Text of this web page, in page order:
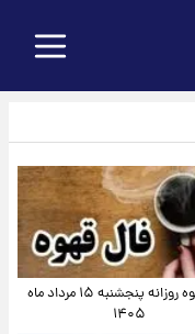
فال قهوه روزانه پنجشنبه ۱۵ مرداد ماه
۱۴۰۵